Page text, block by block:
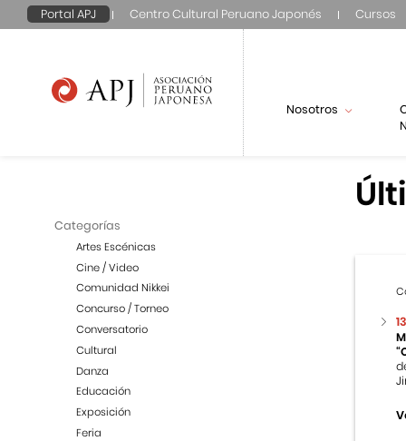
Portal APJ Centro Cultural Peruano Japonés Cursos
Nosotros
Categorías
Artes Escénicas
Cine / Video
Comunidad Nikkei
Concurso / Torneo
Conversatorio
Cultural
Danza
Educación
Exposición
Feria